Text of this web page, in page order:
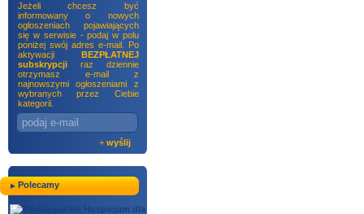
Jeżeli chcesz być
informowany o nowych
ogłoszeniach pojawiających
się w serwisie - podaj w polu
poniżej swój adres e-mail. Po
aktywacji BEZPŁATNEJ
subskrypcji raz dziennie
otrzymasz e-mail z
najnowszymi ogłoszeniami z
wybranych przez Ciebie
kategorii.
+ wyślij
Polecamy